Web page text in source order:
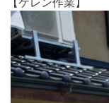
【ケレン作業】